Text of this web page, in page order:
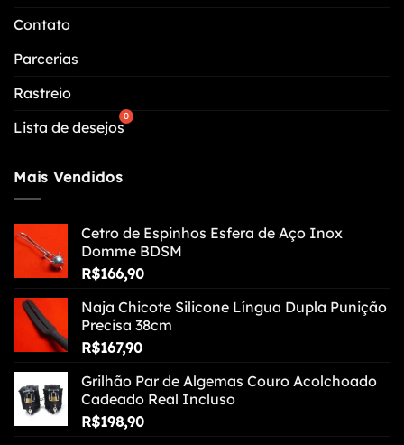
Contato
Parcerias
Rastreio
Lista de desejos
Mais Vendidos
Cetro de Espinhos Esfera de Aço Inox
Domme BDSM
R$166,90
Naja Chicote Silicone Língua Dupla Punição
Precisa 38cm
R$167,90
Grilhão Par de Algemas Couro Acolchoado
Cadeado Real Incluso
R$198,90